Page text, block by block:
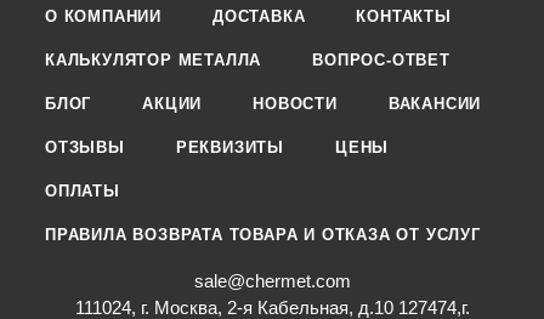
О КОМПАНИИ ДОСТАВКА КОНТАКТЫ
КАЛЬКУЛЯТОР МЕТАЛЛА ВОПРОС-ОТВЕТ
БЛОГ АКЦИИ НОВОСТИ ВАКАНСИИ
ОТЗЫВЫ РЕКВИЗИТЫ ЦЕНЫ
ОПЛАТЫ
ПРАВИЛА ВОЗВРАТА ТОВАРА И ОТКАЗА ОТ УСЛУГ
sale@chermet.com
111024, г. Москва, 2-я Кабельная, д.10 127474,г.